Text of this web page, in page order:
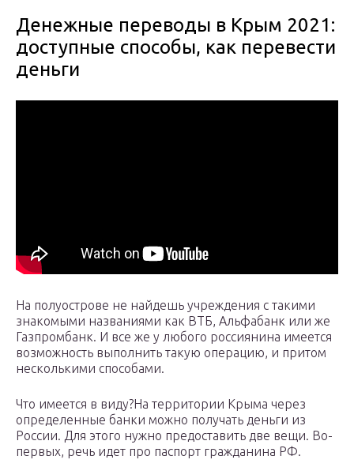
Денежные переводы в Крым 2021:
доступные способы, как перевести
деньги
На полуострове не найдешь учреждения с такими
знакомыми названиями как ВТБ, Альфабанк или же
Газпромбанк. И все же у любого россиянина имеется
возможность выполнить такую операцию, и притом
несколькими способами.
Что имеется в виду?На территории Крыма через
определенные банки можно получать деньги из
России. Для этого нужно предоставить две вещи. Во-
первых, речь идет про паспорт гражданина РФ.